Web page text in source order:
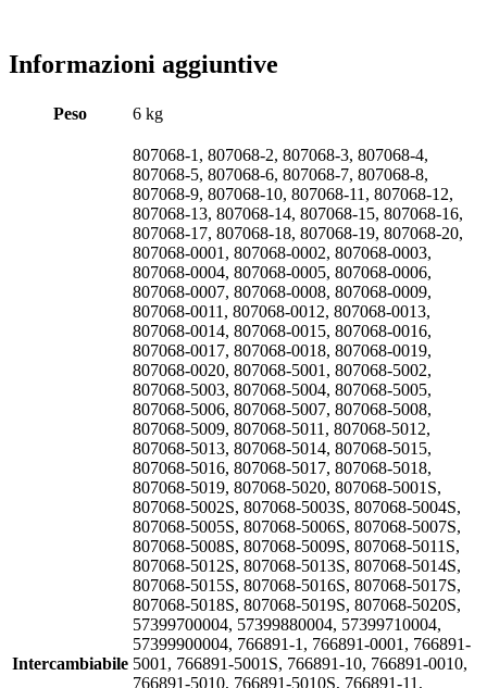
Informazioni aggiuntive
Peso 6 kg
Intercambiabile
807068-1, 807068-2, 807068-3, 807068-4,
807068-5, 807068-6, 807068-7, 807068-8,
807068-9, 807068-10, 807068-11, 807068-12,
807068-13, 807068-14, 807068-15, 807068-16,
807068-17, 807068-18, 807068-19, 807068-20,
807068-0001, 807068-0002, 807068-0003,
807068-0004, 807068-0005, 807068-0006,
807068-0007, 807068-0008, 807068-0009,
807068-0011, 807068-0012, 807068-0013,
807068-0014, 807068-0015, 807068-0016,
807068-0017, 807068-0018, 807068-0019,
807068-0020, 807068-5001, 807068-5002,
807068-5003, 807068-5004, 807068-5005,
807068-5006, 807068-5007, 807068-5008,
807068-5009, 807068-5011, 807068-5012,
807068-5013, 807068-5014, 807068-5015,
807068-5016, 807068-5017, 807068-5018,
807068-5019, 807068-5020, 807068-5001S,
807068-5002S, 807068-5003S, 807068-5004S,
807068-5005S, 807068-5006S, 807068-5007S,
807068-5008S, 807068-5009S, 807068-5011S,
807068-5012S, 807068-5013S, 807068-5014S,
807068-5015S, 807068-5016S, 807068-5017S,
807068-5018S, 807068-5019S, 807068-5020S,
57399700004, 57399880004, 57399710004,
57399900004, 766891-1, 766891-0001, 766891-
5001, 766891-5001S, 766891-10, 766891-0010,
766891-5010, 766891-5010S, 766891-11,